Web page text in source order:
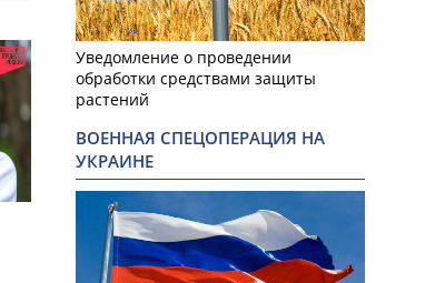
Уведомление о проведении
обработки средствами защиты
растений
ВОЕННАЯ СПЕЦОПЕРАЦИЯ НА
УКРАИНЕ